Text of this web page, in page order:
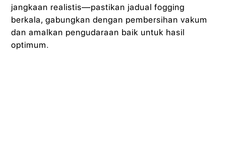
jangkaan realistis—pastikan jadual fogging
berkala, gabungkan dengan pembersihan vakum
dan amalkan pengudaraan baik untuk hasil
optimum.